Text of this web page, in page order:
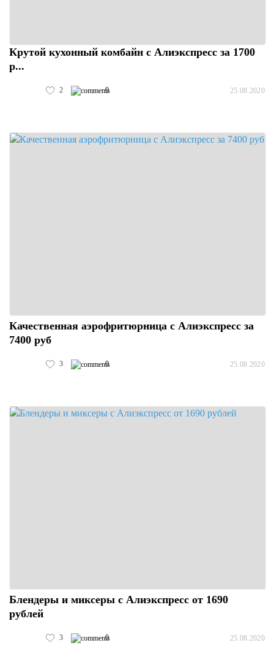
Крутой кухонный комбайн с Алиэкспресс за 1700
р...
2 0 25.08.2020
Качественная аэрофритюрница с Алиэкспресс за
7400 руб
3 0 25.08.2020
Блендеры и миксеры с Алиэкспресс от 1690
рублей
3 0 25.08.2020